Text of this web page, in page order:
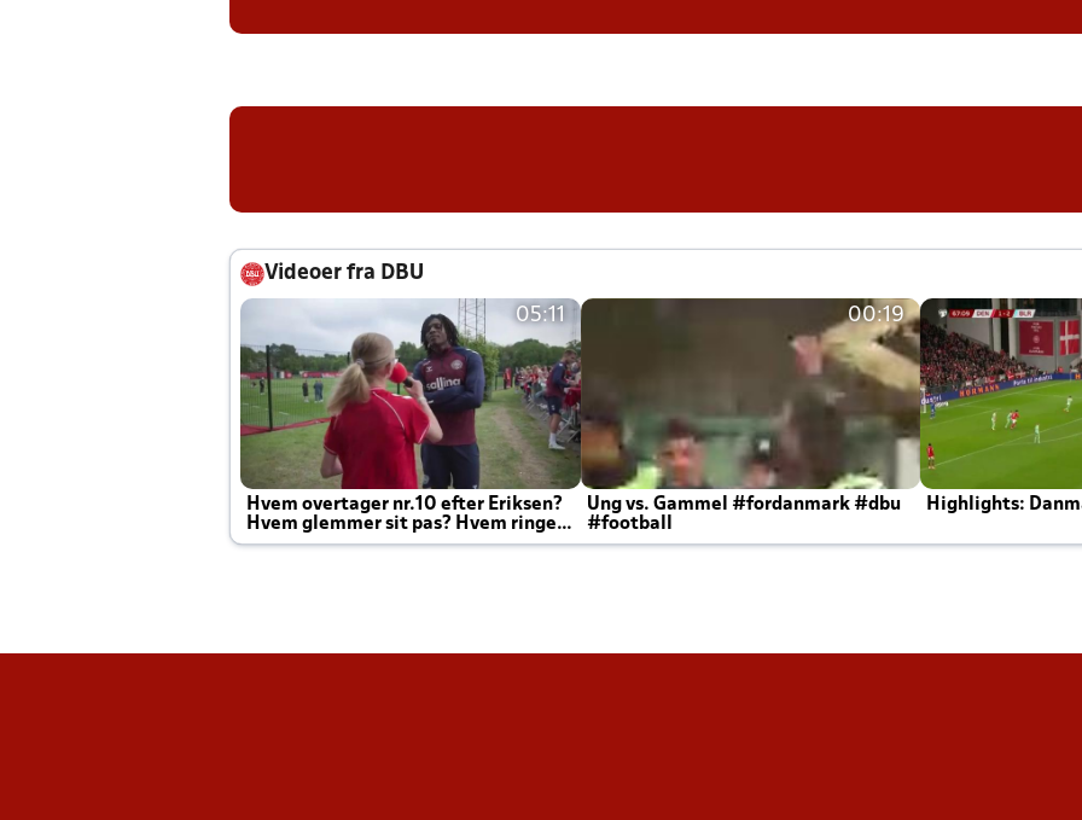
Videoer fra DBU
05:11
Hvem overtager nr.10 efter Eriksen?
Hvem glemmer sit pas? Hvem ringer
Joachim altid til efter kampe?
00:19
Ung vs. Gammel #fordanmark #dbu
#football
Highlights: